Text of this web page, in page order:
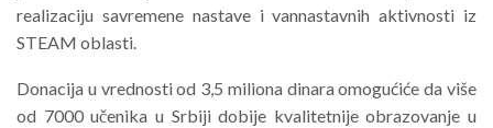
realizaciju savremene nastave i vannastavnih aktivnosti iz
STEAM oblasti.
Donacija u vrednosti od 3,5 miliona dinara omogućiće da više
od 7000 učenika u Srbiji dobije kvalitetnije obrazovanje u